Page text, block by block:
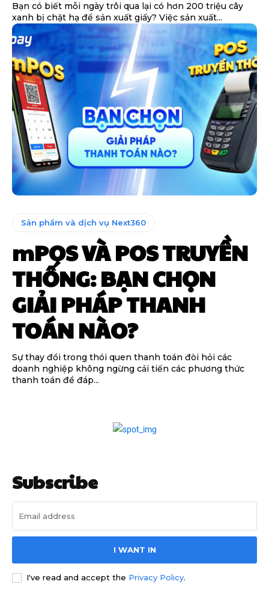
Bạn có biết mỗi ngày trôi qua lại có hơn 200 triệu cây
xanh bị chặt hạ để sản xuất giấy? Việc sản xuất...
Sản phẩm và dịch vụ Next360
mPOS VÀ POS TRUYỀN
THỐNG: BẠN CHỌN
GIẢI PHÁP THANH
TOÁN NÀO?
Sự thay đổi trong thói quen thanh toán đòi hỏi các
doanh nghiệp không ngừng cải tiến các phương thức
thanh toán để đáp...
Subscribe
I WANT IN
I've read and accept the Privacy Policy.